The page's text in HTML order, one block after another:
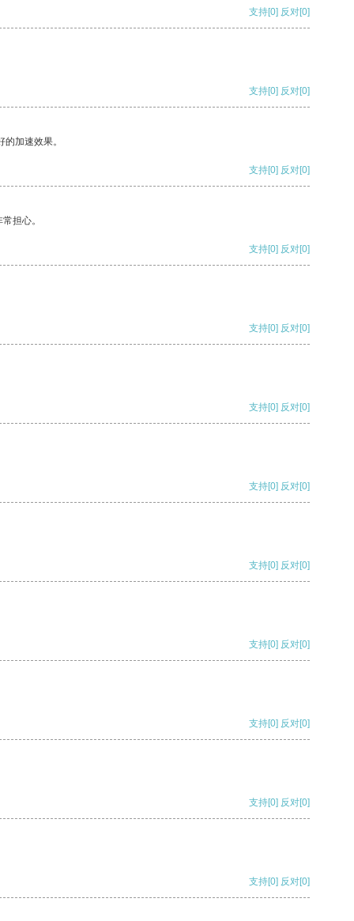
支持[0] 反对[0]
支持[0] 反对[0]
加速效果。
支持[0] 反对[0]
担心。
支持[0] 反对[0]
支持[0] 反对[0]
支持[0] 反对[0]
支持[0] 反对[0]
支持[0] 反对[0]
支持[0] 反对[0]
支持[0] 反对[0]
支持[0] 反对[0]
支持[0] 反对[0]